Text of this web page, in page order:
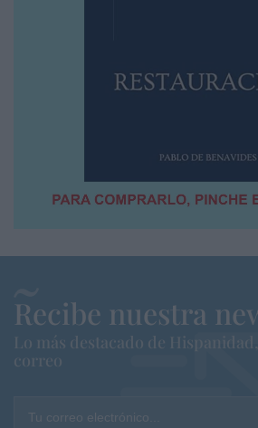
Recibe nuestra
Lo más destacado de Hispanidad,
correo
Tu correo electrónico...